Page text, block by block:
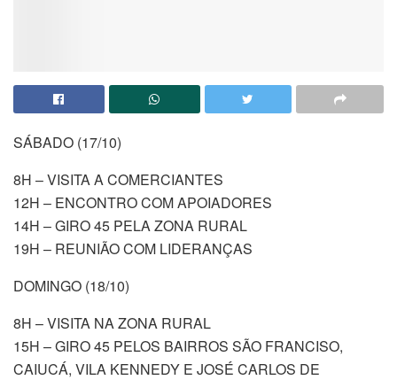
SÁBADO (17/10)
8H – VISITA A COMERCIANTES
12H – ENCONTRO COM APOIADORES
14H – GIRO 45 PELA ZONA RURAL
19H – REUNIÃO COM LIDERANÇAS
DOMINGO (18/10)
8H – VISITA NA ZONA RURAL
15H – GIRO 45 PELOS BAIRROS SÃO FRANCISO,
CAIUCÁ, VILA KENNEDY E JOSÉ CARLOS DE